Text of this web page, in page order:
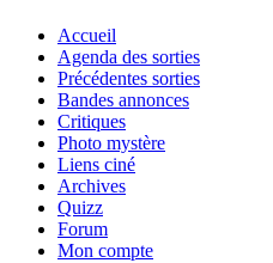
Accueil
Agenda des sorties
Précédentes sorties
Bandes annonces
Critiques
Photo mystère
Liens ciné
Archives
Quizz
Forum
Mon compte